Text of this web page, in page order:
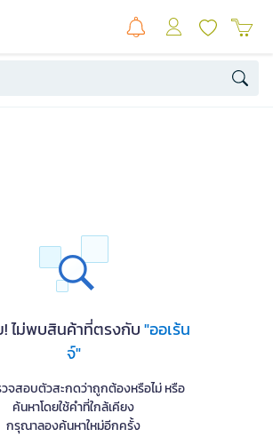
ไม่พบสินค้าที่ตรงกับ"ออเร้น
จ์"
จสอบตัวสะกดว่าถูกต้องหรือไม่ หรือ
ค้นหาโดยใช้คำที่ใกล้เคียง
กรุณาลองค้นหาใหม่อีกครั้ง